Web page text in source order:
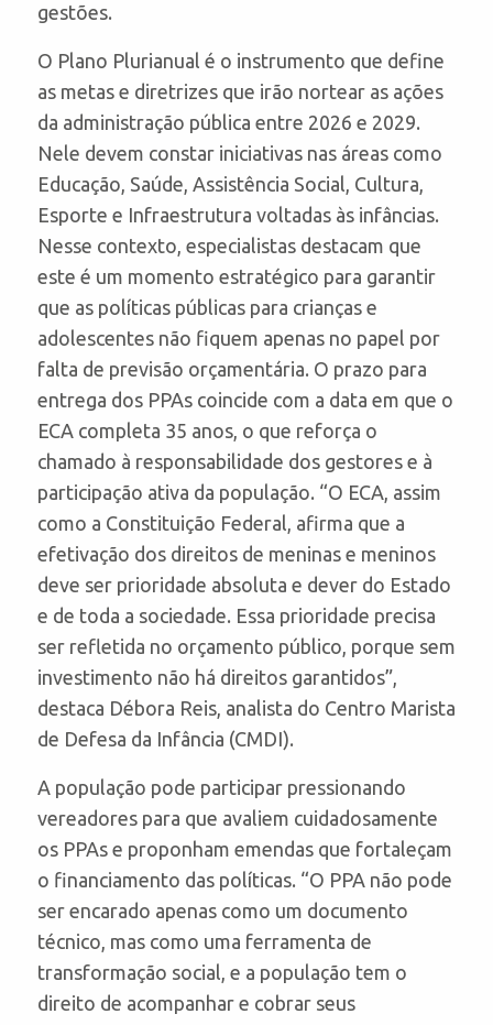
gestões.
O Plano Plurianual é o instrumento que define
as metas e diretrizes que irão nortear as ações
da administração pública entre 2026 e 2029.
Nele devem constar iniciativas nas áreas como
Educação, Saúde, Assistência Social, Cultura,
Esporte e Infraestrutura voltadas às infâncias.
Nesse contexto, especialistas destacam que
este é um momento estratégico para garantir
que as políticas públicas para crianças e
adolescentes não fiquem apenas no papel por
falta de previsão orçamentária. O prazo para
entrega dos PPAs coincide com a data em que o
ECA completa 35 anos, o que reforça o
chamado à responsabilidade dos gestores e à
participação ativa da população. “O ECA, assim
como a Constituição Federal, afirma que a
efetivação dos direitos de meninas e meninos
deve ser prioridade absoluta e dever do Estado
e de toda a sociedade. Essa prioridade precisa
ser refletida no orçamento público, porque sem
investimento não há direitos garantidos”,
destaca Débora Reis, analista do Centro Marista
de Defesa da Infância (CMDI).
A população pode participar pressionando
vereadores para que avaliem cuidadosamente
os PPAs e proponham emendas que fortaleçam
o financiamento das políticas. “O PPA não pode
ser encarado apenas como um documento
técnico, mas como uma ferramenta de
transformação social, e a população tem o
direito de acompanhar e cobrar seus